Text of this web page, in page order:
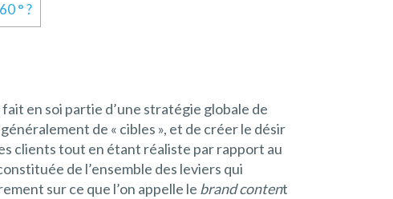
° ?
en soi partie d’une stratégie globale de
de « cibles », et de créer le désir
clients tout en étant réaliste par rapport au
de l’ensemble des leviers qui
sur ce que l’on appelle le brand content